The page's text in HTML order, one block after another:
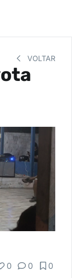
VOLTAR
0 0 0